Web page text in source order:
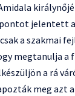
jelentett
a szakmai
megtanulja a
a rá
meg azt